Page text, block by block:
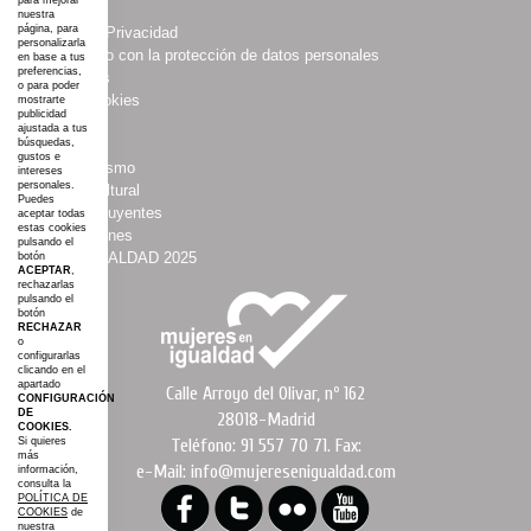
·Aviso Legal
·Política de Privacidad
·Compromiso con la protección de datos personales
·Multimedias
·Política Cookies
·Boletines
·Agenda
·Asociacionismo
·Espacio Cultural
·Mujeres Influyentes
·Colaboraciones
·#AGROIGUALDAD 2025
·Mapa web
Calle Arroyo del Olivar, nº 162
28018-Madrid
Teléfono: 91 557 70 71. Fax:
e-Mail: info@mujeresenigualdad.com
nuestra
página, para
personalizarla
en base a tus
preferencias,
o para poder
mostrarte
publicidad
ajustada a tus
búsquedas,
gustos e
intereses
personales.
Puedes
aceptar todas
estas cookies
pulsando el
botón
ACEPTAR,
rechazarlas
pulsando el
botón
RECHAZAR
o
configurarlas
clicando en el
apartado
CONFIGURACIÓN
DE
COOKIES.
Si quieres
más
información,
consulta la
POLÍTICA DE
COOKIES de
nuestra